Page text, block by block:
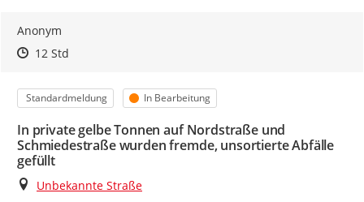
Anonym
Zeitpunkt des Erstellens
Zeitpunkt des Erstellens
12 StdZur Äußerung
Kategorie
Standardmeldung Status
In Bearbeitung
In private gelbe Tonnen auf Nordstraße und
Schmiedestraße wurden fremde, unsortierte Abfälle
gefüllt
Ort
Unbekannte Straße